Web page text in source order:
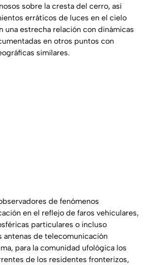
sobre la cresta del cerro, así
erráticos de luces en el cielo
una estrecha relación con dinámicas
en otros puntos con
similares.
de fenómenos
en el reflejo de faros vehiculares,
particulares o incluso
antenas de telecomunicación
para la comunidad ufológica los
de los residentes fronterizos,